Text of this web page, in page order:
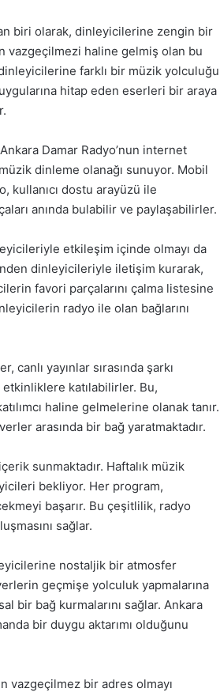
biri olarak, dinleyicilerine zengin bir
vazgeçilmezi haline gelmiş olan bu
farklı bir müzik yolculuğu
hitap eden eserleri bir araya
Damar Radyo’nun internet
dinleme olanağı sunuyor. Mobil
kullanıcı dostu arayüzü ile
anında bulabilir ve paylaşabilirler.
etkileşim içinde olmayı da
dinleyicileriyle iletişim kurarak,
favori parçalarını çalma listesine
radyo ile olan bağlarını
canlı yayınlar sırasında şarkı
katılabilirler. Bu,
haline gelmelerine olanak tanır.
arasında bir bağ yaratmaktadır.
sunmaktadır. Haftalık müzik
bekliyor. Her program,
başarır. Bu çeşitlilik, radyo
sağlar.
nostaljik bir atmosfer
geçmişe yolculuk yapmalarına
bir bağ kurmalarını sağlar. Ankara
bir duygu aktarımı olduğunu
vazgeçilmez bir adres olmayı